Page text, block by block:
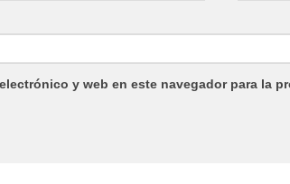
y web en este navegador para la